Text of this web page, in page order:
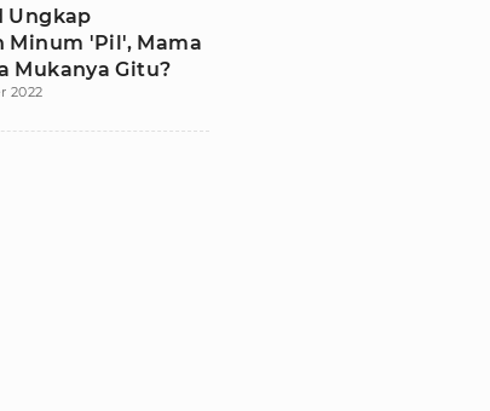
Ungkap
Minum 'Pil', Mama
Mukanya Gitu?
2022